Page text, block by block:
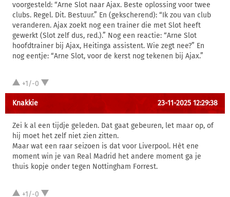
voorgesteld: “Arne Slot naar Ajax. Beste oplossing voor twee
clubs. Regel. Dit. Bestuur.” En (gekscherend): “Ik zou van club
veranderen. Ajax zoekt nog een trainer die met Slot heeft
gewerkt (Slot zelf dus, red.).” Nog een reactie: “Arne Slot
hoofdtrainer bij Ajax, Heitinga assistent. Wie zegt nee?” En
nog eentje: “Arne Slot, voor de kerst nog tekenen bij Ajax.”
+1/-0
Knakkie 23-11-2025 12:29:38
Zei k al een tijdje geleden. Dat gaat gebeuren, let maar op, of
hij moet het zelf niet zien zitten.
Maar wat een raar seizoen is dat voor Liverpool. Hèt ene
moment win je van Real Madrid het andere moment ga je
thuis kopje onder tegen Nottingham Forrest.
+1/-0